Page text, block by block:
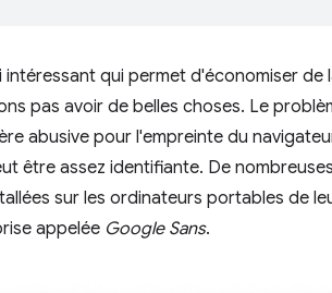
qui permet d'économiser de
pas avoir de belles choses. Le
abusive pour l'empreinte du
être assez identifiante. De
sur les ordinateurs portables de
appelée Google Sans.